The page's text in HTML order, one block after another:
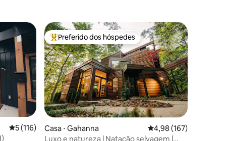
hóspedes
5 de uma avaliação média de 5, 116 avaliações
5 (116)
Entre os melhores preferidos dos hóspedes
Preferido dos hóspedes
Casa ⋅ Gahanna 4,98 de uma avaliação
4,98 (167)
Luxo e natureza l Natação selvagem l